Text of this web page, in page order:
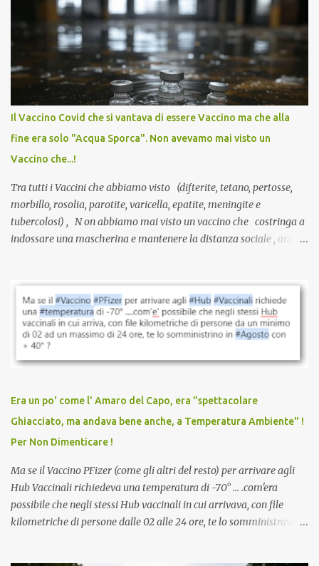
pandemia. Un interrogativo che dovrebbe scuotere chiunque abbia
ancora il coraggio di pensare con la propria testa. Per il vaccino
anti-Covid, un pro-farmaco, con autorizzazione condizionata,
sviluppato in tempi record, con tecnologie mai utilizzate prima su
larga scala, ancora oggetto di studio e di discussione
internazionale serve solo una firma. La tua. Lo si somministra
anche a persone sane, giovani, senza fattori di rischio, spesso già
serve una prescrizione. Non c’è diagnosi. Non c’è presa in carico.
L’unico atto richiesto è una fi...
Il Vaccino Covid che si vantava di essere Vaccino ma che alla
fine era solo "Acqua Sporca". Non avevamo mai visto un
Vaccino che...!
Tra tutti i Vaccini che abbiamo visto (difterite, tetano, pertosse,
morbillo, rosolia, parotite, varicella, epatite, meningite e
tubercolosi) , N on abbiamo mai visto un vaccino che costringa a
indossare una mascherina e mantenere la distanza sociale , anche
vaccinazione. Non avevamo mai sentito parlare di ricompense,
sconti, incentivi per vaccinarsi. Non avevamo mai visto
discriminazioni per coloro che non l’hanno fatto. Se non sei stato
vaccinato, nessuno aveva prima cercato di farti sentire una
persona cattiva. Non avevamo mai visto un vaccino che minacci le
vaccino usato per minacciare i mezzi di sussistenza, il lavoro o la
scuola. Non avevamo mai visto un vaccino che permettesse a un
dodicenne di ignorare il consenso dei genitori. Dopo tutti i vaccini
che abbiamo elencato sopra...
Era un po' come l' Amaro del Capo, era "spettacolare
Ghiacciato, ma andava bene anche, a Temperatura Ambiente" !
Per Non Dimenticare !
Ma se il Vaccino PFizer (come gli altri del resto) per arrivare agli
Hub Vaccinali richiedeva una temperatura di -70° ... .com'era
possibile che negli stessi Hub vaccinali in cui arrivava, con file
kilometriche di persone dalle 02 alle 24 ore, te lo somministravano